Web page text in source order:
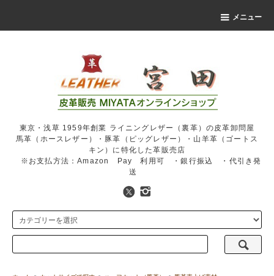
メニュー
東京・浅草 1959年創業 ライニングレザー（裏革）の皮革卸問屋
馬革（ホースレザー）・豚革（ピッグレザー）・山羊革（ゴートス
キン）に特化した革販売店
※お支払方法：Amazon Pay 利用可 ・銀行振込 ・代引き発
送